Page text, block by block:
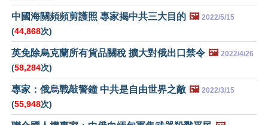
中國海關頻頻剪護照 專家揭中共三大目的 🖼️ 2022/5/15
(44,868次)
英免除烏克蘭所有貨品關稅 擴大對俄出口禁令 🖼️ 2022/4/26
(58,284次)
專家：俄烏戰敲警鐘 中共是自由世界之敵 🖼️ 2022/3/15
(55,948次)